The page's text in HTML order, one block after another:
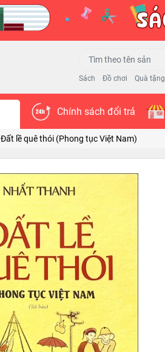
Sách Đồ chơi Quà tặng
Chính sách đổi trả
Đất lề quê thói (Phong tục Việt Nam)